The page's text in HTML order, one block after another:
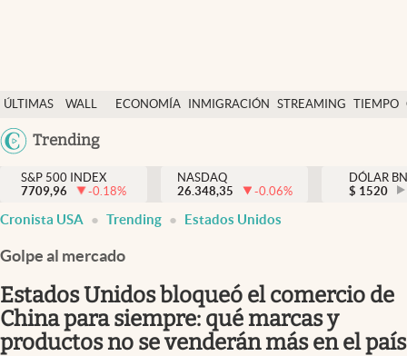
ÚLTIMAS
NOTICIAS
WALL
DÓLAR
ECONOMÍA INMIGRACIÓN STREAMING TIEMPO
México
Trending
Finanzas y economía
Wall Street y dólar
Inmigración
Espiritual
Streaming
S&P 500 INDEX
7709,96
-0.18%
NASDAQ
26.348,35
-0.06%
DÓLAR
$ 1520
Cronista USA Trending Estados Unidos
Golpe al mercado
Estados Unidos bloqueó el comercio de
China para siempre: qué marcas y
productos no se venderán más en el país